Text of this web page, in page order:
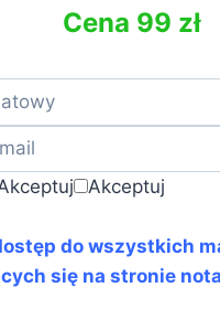
Cena 99 zł
Akceptuj
do wszystkich
się na stronie